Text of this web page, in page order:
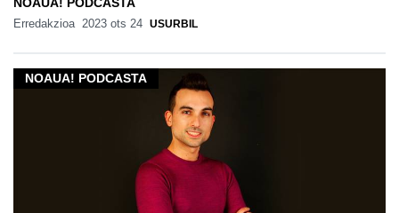
Erredakzioa 2023 ots 24 USURBIL
NOAUA! PODCASTA